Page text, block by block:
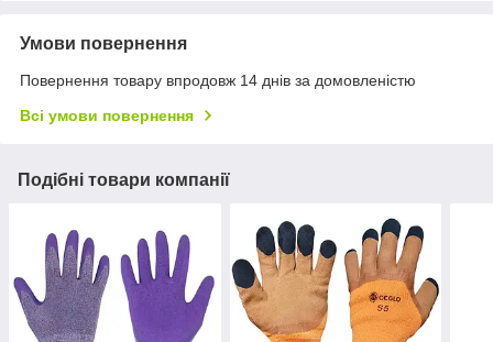
Умови повернення
Повернення товару впродовж 14 днів за домовленістю
Всі умови повернення
Подібні товари компанії